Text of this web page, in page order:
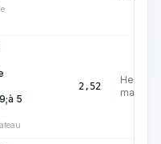
5
2,52
Heures
machine